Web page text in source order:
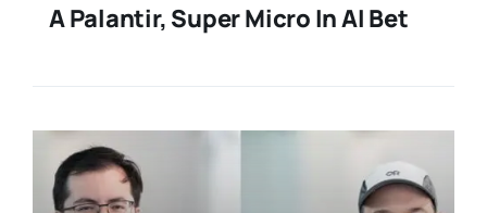
A Palantir, Super Micro In AI Bet